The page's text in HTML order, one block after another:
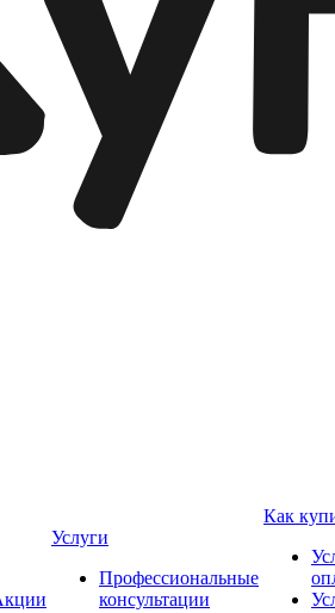
Услуги
Профессиональные
консультации
Как